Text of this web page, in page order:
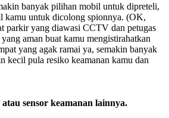
banyak pilihan mobil untuk dipreteli,
kamu untuk dicolong spionnya. (OK,
parkir yang diawasi CCTV dan petugas
aman buat kamu mengistirahatkan
yang agak ramai ya, semakin banyak
kecil pula resiko keamanan kamu dan
sensor keamanan lainnya.